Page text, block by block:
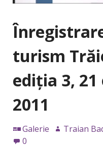
turism
ediţia 3,
2011
Galerie Traian
0